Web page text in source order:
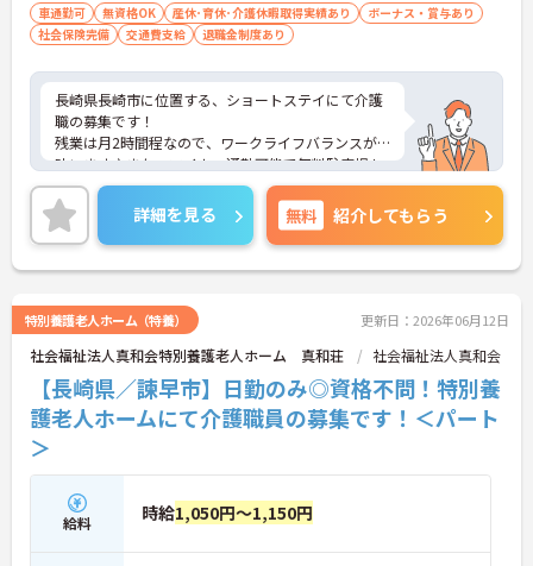
車通勤可 無資格OK 産休･育休･介護休暇取得実績あり
ボーナス・賞与あり
社会保険完備
交通費支給 退職金制度あり
長崎県長崎市に位置する、ショートステイにて介護
職の募集です！
残業は月2時間程なので、ワークライフバランスが
叶います♪また、マイカー通勤可能で無料駐車場も
あるので通勤らくらくです◎
ご興味のある方には、面接対策ポイントなど、さら
に詳細をお話しいたしますのでお気軽にご相談くだ
さい！
詳細を見る 無料 紹介してもらう
特別養護老人ホーム（特養） 更新日：2026年06月12日
社会福祉法人真和会特別養護老人ホーム 真和荘 社会福祉法人真和会
【長崎県／諫早市】日勤のみ◎資格不問！特別養
護老人ホームにて介護職員の募集です！＜パート
＞
給料 時給1,050円～1,150円